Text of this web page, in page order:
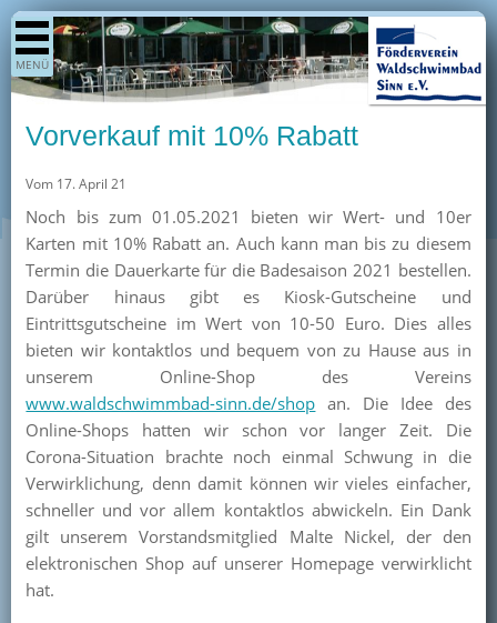
MENÜ
Shop
Aktuelles
Termine
Berichte
Bilder
/ Preise
Kurse
Kioskangebote
Unterstützer
Über uns
Team
Pressearchiv
Mitglied werden
Vorverkauf mit 10% Rabatt
Vom 17. April 21
Noch bis zum 01.05.2021 bieten wir Wert- und 10er
Karten mit 10% Rabatt an. Auch kann man bis zu diesem
Termin die Dauerkarte für die Badesaison 2021 bestellen.
Darüber hinaus gibt es Kiosk-Gutscheine und
Eintrittsgutscheine im Wert von 10-50 Euro. Dies alles
bieten wir kontaktlos und bequem von zu Hause aus in
unserem Online-Shop des Vereins
www.waldschwimmbad-sinn.de/shop an. Die Idee des
Online-Shops hatten wir schon vor langer Zeit. Die
Corona-Situation brachte noch einmal Schwung in die
Verwirklichung, denn damit können wir vieles einfacher,
schneller und vor allem kontaktlos abwickeln. Ein Dank
gilt unserem Vorstandsmitglied Malte Nickel, der den
elektronischen Shop auf unserer Homepage verwirklicht
hat.